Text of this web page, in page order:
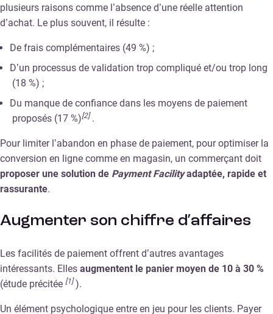
plusieurs raisons comme l’absence d’une réelle attention
d’achat. Le plus souvent, il résulte :
De frais complémentaires (49 %) ;
D’un processus de validation trop compliqué et/ou trop long
(18 %) ;
Du manque de confiance dans les moyens de paiement
proposés (17 %)[2] .
Pour limiter l’abandon en phase de paiement, pour optimiser la
conversion en ligne comme en magasin, un commerçant doit
proposer une solution de Payment Facilityadaptée, rapide et
rassurante.
Augmenter son chiffre d’affaires
Les facilités de paiement offrent d’autres avantages
intéressants. Elles augmentent le panier moyen de 10 à 30 %
(étude précitée [1] ).
Un élément psychologique entre en jeu pour les clients. Payer